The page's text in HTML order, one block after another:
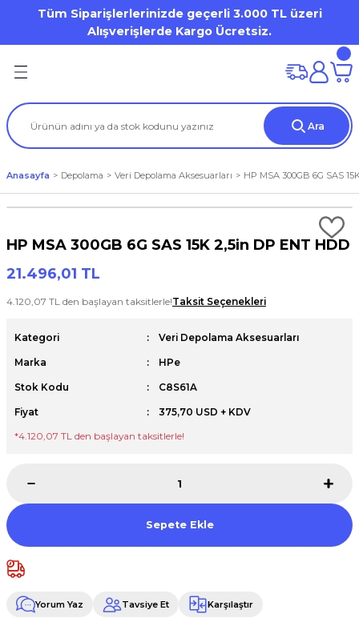
Tüm Siparişlerlerinizde geçerli 3.000 TL üzeri
Alışverişlerde Kargo Ücretsiz.
Geri Dön
7000 Series
/ Vostro / Inspiron Business
/ XPS
Geri Dön
Dell Pro Micro / Micro Form Factor MFF
Small Form Factor
Tower
Geri Dön
Desktop Workstation
DELL Precision WS
Mobile Workstation
Dell Precision Workstation
HP ZBook WorkStation
Geri Dön
Geri Dön
Geri Dön
Geri Dön
Geri Dön
Geri Dön
Geri Dön
Point
Ara
Anasayfa Depolama Veri Depolama Aksesuarları HP MSA 300GB 6G SAS
HP MSA 300GB 6G SAS 15K 2,5in DP ENT HDD
21.496,01 TL
4.120,07 TL den başlayan taksitlerle!Taksit Seçenekleri
Kategori Veri Depolama Aksesuarları
Marka HPe
Stok Kodu C8S61A
Fiyat
375,70 USD + KDV
*4.120,07 TL den başlayan taksitlerle!
Sepete Ekle
Yorum Yaz Tavsiye Et Karşılaştır